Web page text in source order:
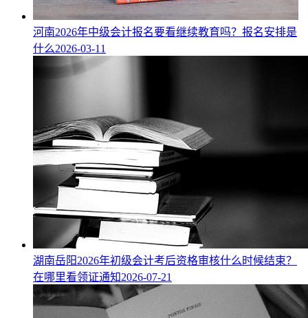
河南2026年中级会计报名要看继续教育吗？报名安排是
什么2026-03-11
湖南岳阳2026年初级会计考后资格审核什么时候结束？
在哪里看领证通知2026-07-21